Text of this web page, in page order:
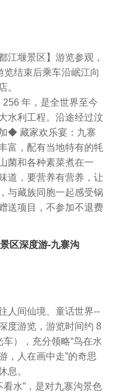
江堰景区】游览参观，
览结束后乘车沿岷江向
。
年，是全世界至今
水利工程。沿途经过汶
◆ 藏家欢乐宴：九寨
富，配有当地特有的牦
菌和各种素菜煮在一
道，要营养有营养，让
与藏族同胞一起感受锅
送项目，不参加不退费
区深度游-九寨沟
人间仙境、童话世界--
度游览，游览时间约 8
），充分领略“鸟在水
，人在画中走”的奇思
息。
水”，是对九寨沟景色